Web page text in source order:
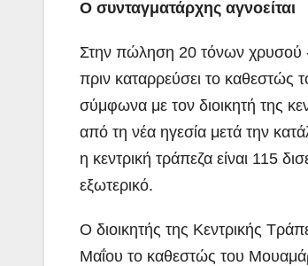
Ο συνταγματάρχης αγνοείται
Στην πώληση 20 τόνων χρυσού
πριν καταρρεύσει το
σύμφωνα με τον διοικητή της
από τη νέα ηγεσία μετά την
η κεντρική τράπεζα είναι 115
εξωτερικό.
Ο διοικητής της Κεντρικής
Μαΐου το καθεστώς του